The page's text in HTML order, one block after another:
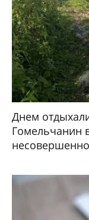
Днем
Гомельчанин